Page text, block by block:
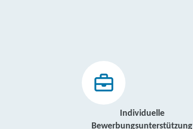
Individuelle
Bewerbungsunterstützung